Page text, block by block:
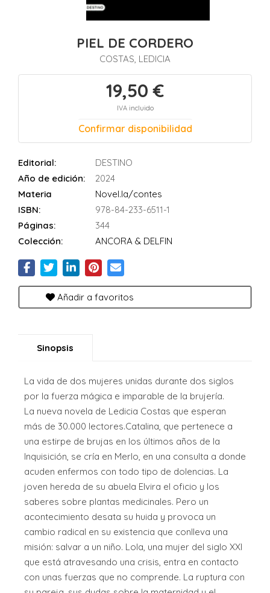
PIEL DE CORDERO
COSTAS, LEDICIA
19,50 €
IVA incluido
Confirmar disponibilidad
Editorial:
DESTINO
Año de edición:
2024
Materia
Novel.la/contes
ISBN:
978-84-233-6511-1
Páginas:
344
Colección:
ANCORA & DELFIN
Añadir a favoritos
Sinopsis
La vida de dos mujeres unidas durante dos siglos
por la fuerza mágica e imparable de la brujería.
La nueva novela de Ledicia Costas que esperan
más de 30.000 lectores.Catalina, que pertenece a
una estirpe de brujas en los últimos años de la
Inquisición, se cría en Merlo, en una consulta a donde
acuden enfermos con todo tipo de dolencias. La
joven hereda de su abuela Elvira el oficio y los
saberes sobre plantas medicinales. Pero un
acontecimiento desata su huida y provoca un
cambio radical en su existencia que conlleva una
misión: salvar a un niño. Lola, una mujer del siglo XXI
que está atravesando una crisis, entra en contacto
con unas fuerzas que no comprende. La ruptura con